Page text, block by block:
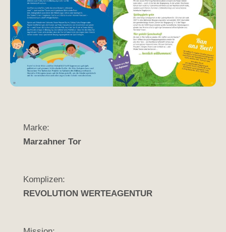
Marke:
Marzahner Tor
Komplizen:
REVOLUTION WERTEAGENTUR